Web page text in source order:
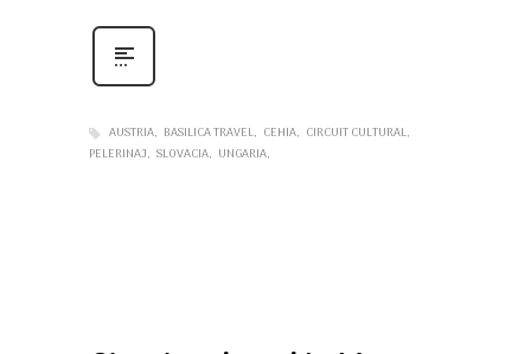
AUSTRIA BASILICA TRAVEL CEHIA CIRCUIT CULTURAL
PELERINAJ SLOVACIA UNGARIA